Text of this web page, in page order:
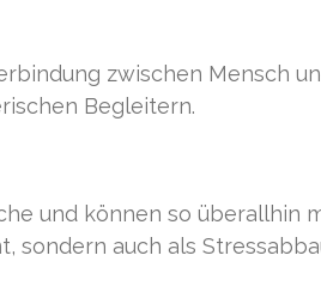
zwischen Mensch
Begleitern.
und können so überallhin
sondern auch als